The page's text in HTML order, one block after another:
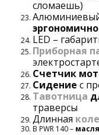
сломаешь)
LED –
Приборная
Счетчик
Сидение с
Тавотница
траверсы
Длинная
В PWR 140 –